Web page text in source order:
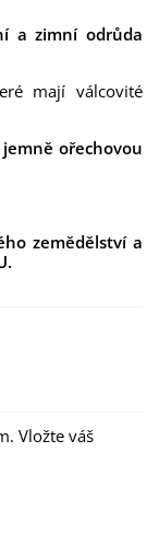
a zimní odrůda
mají válcovité
ořechovou
zemědělství a
Vložte váš